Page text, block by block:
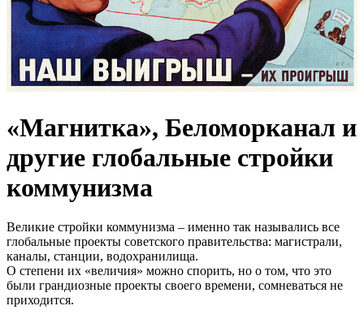
«Магнитка», Беломорканал и
другие глобальные стройки
коммунизма
Великие стройки коммунизма – именно так назывались все
глобальные проекты советского правительства: магистрали,
каналы, станции, водохранилища.
О степени их «величия» можно спорить, но о том, что это
были грандиозные проекты своего времени, сомневаться не
приходится.